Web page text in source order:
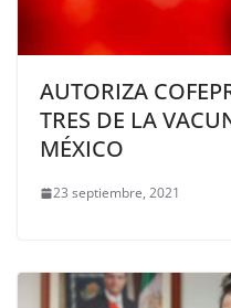
AUTORIZA
TRES DE LA
MÉXICO
23 septiembre, 2021